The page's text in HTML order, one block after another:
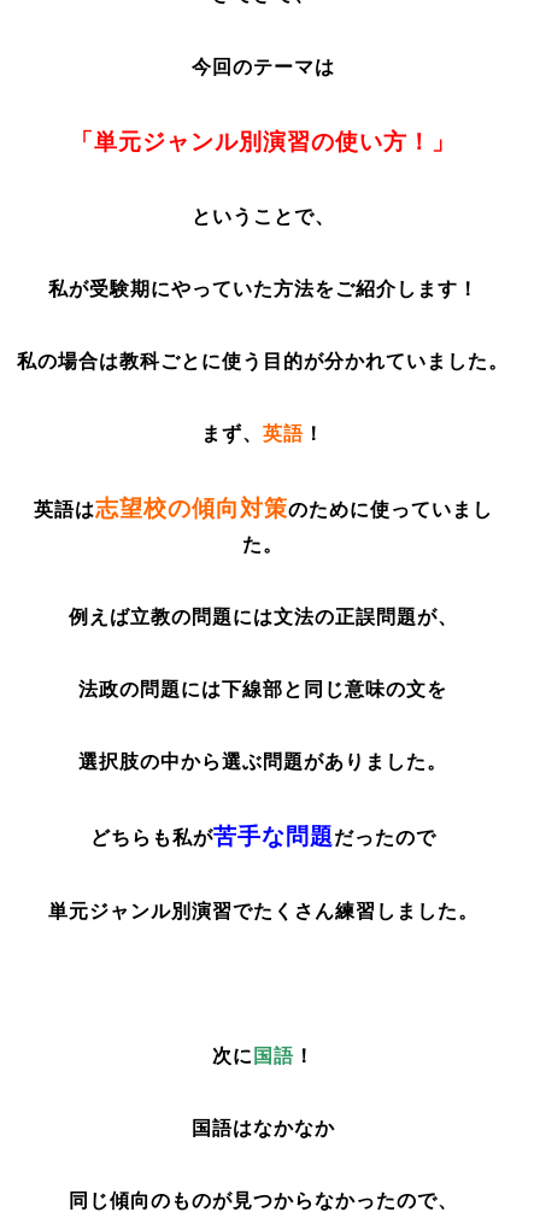
今回のテーマは
「単元ジャンル別演習の使い方！」
ということで、
私が受験期にやっていた方法をご紹介します！
私の場合は教科ごとに使う目的が分かれていました。
まず、英語 ！
英語は志望校の傾向対策のために使っていまし
た。
例えば立教の問題には文法の正誤問題が、
法政の問題には下線部と同じ意味の文を
選択肢の中から選ぶ問題がありました。
どちらも私が苦手な問題だったので
単元ジャンル別演習でたくさん練習しました。
次に 国語！
国語はなかなか
同じ傾向のものが見つからなかったので、